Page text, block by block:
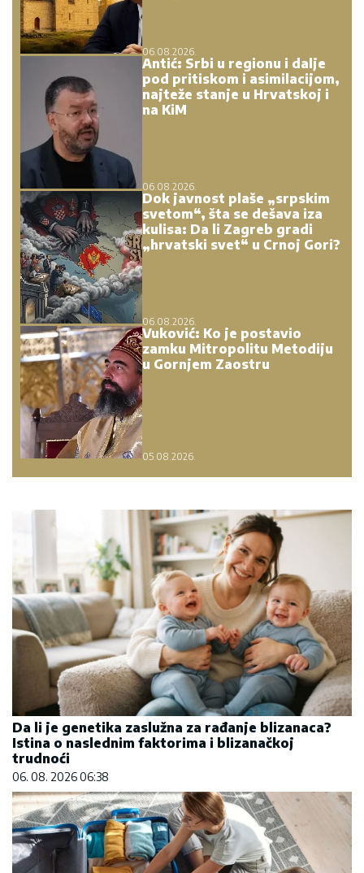
06.08.2026.
Antić: Srbi u regionu i dalje
pod pritiskom i asimilacijom,
najteže stanje u Hrvatskoj i
na KiM
06.08.2026.
Dok javnost plaše „srpskim
svetom“, šta se dešava iza
kulisa: Da li Zagreb gradi
„hrvatski svet“ u Crnoj Gori?
06.08.2026.
Vuković: Ko je postavio
zamku Mitropolitu Metodiju
u Gornjem Zaostru
05.08.2026.
Da li je genetika zaslužna za rađanje blizanaca?
Istina o naslednim faktorima i blizanačkoj
trudnoći
06. 08. 2026 06:38